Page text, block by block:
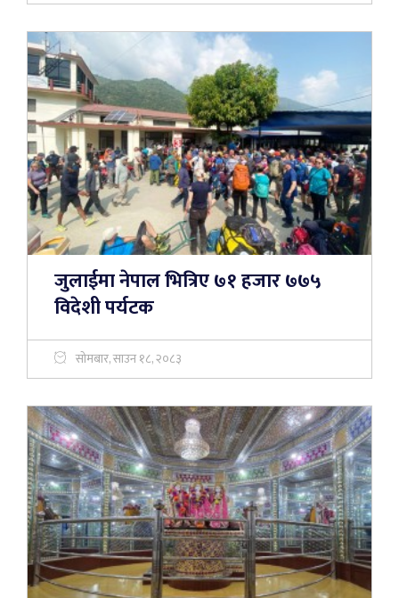
जुलाईमा नेपाल भित्रिए ७१ हजार ७७५
विदेशी पर्यटक
सोमबार, साउन १८, २०८३